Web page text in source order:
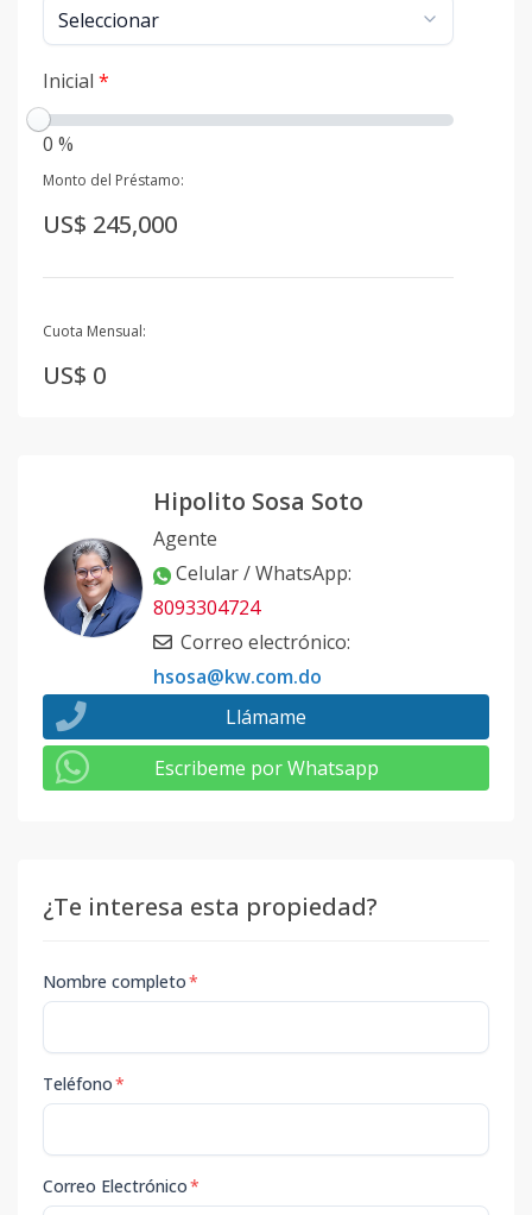
Inicial *
0 %
Monto del Préstamo:
US$ 245,000
Cuota Mensual:
US$ 0
Hipolito Sosa Soto
Agente
Celular / WhatsApp:
8093304724
Correo electrónico:
hsosa@kw.com.do
Llámame
Escribeme por Whatsapp
¿Te interesa esta propiedad?
Nombre completo*
Teléfono*
Correo Electrónico*